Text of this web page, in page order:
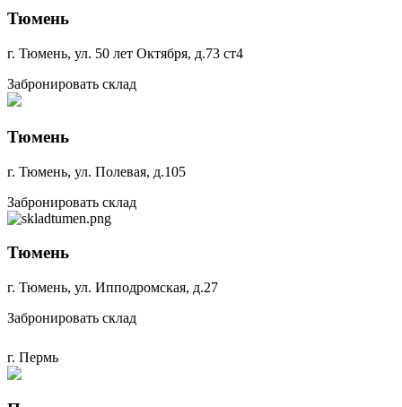
г. Уфа, ул. Фронтовых Бригад, д.10к14
Забронировать склад
Уфа
г. Уфа, ул. Большая Шерстомойная, д.40А
Забронировать склад
Уфа
г. Уфа, ул. Дружбы Народов, д.19
Забронировать склад
г. Уфа, ул. Шафиева, д.5А
Тюмень
г. Тюмень, ул. 50 лет Октября, д.73 ст4
Забронировать склад
Тюмень
г. Тюмень, ул. Полевая, д.105
Забронировать склад
Тюмень
г. Тюмень, ул. Ипподромская, д.27
Забронировать склад
г. Пермь